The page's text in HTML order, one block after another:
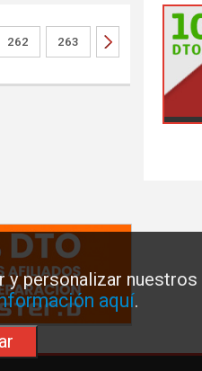
y personalizar
aquí.
262 263